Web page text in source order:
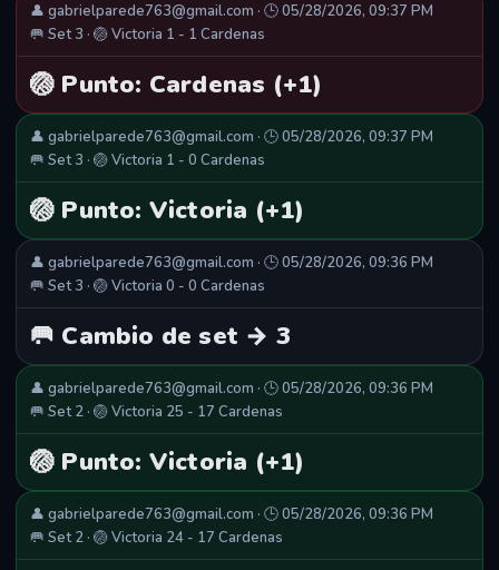
👤 gabrielparede763@gmail.com · 🕒 05/28/2026, 09:37 PM
🥅 Set 3 · 🏐 Victoria 1 - 1 Cardenas
🏐 Punto: Cardenas (+1)
👤 gabrielparede763@gmail.com · 🕒 05/28/2026, 09:37 PM
🥅 Set 3 · 🏐 Victoria 1 - 0 Cardenas
🏐 Punto: Victoria (+1)
👤 gabrielparede763@gmail.com · 🕒 05/28/2026, 09:36 PM
🥅 Set 3 · 🏐 Victoria 0 - 0 Cardenas
🥅 Cambio de set → 3
👤 gabrielparede763@gmail.com · 🕒 05/28/2026, 09:36 PM
🥅 Set 2 · 🏐 Victoria 25 - 17 Cardenas
🏐 Punto: Victoria (+1)
👤 gabrielparede763@gmail.com · 🕒 05/28/2026, 09:36 PM
🥅 Set 2 · 🏐 Victoria 24 - 17 Cardenas